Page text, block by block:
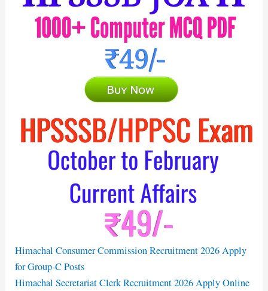
Himachal Consumer Commission Recruitment 2026 Apply
for Group-C Posts
Himachal Secretariat Clerk Recruitment 2026 Apply Online